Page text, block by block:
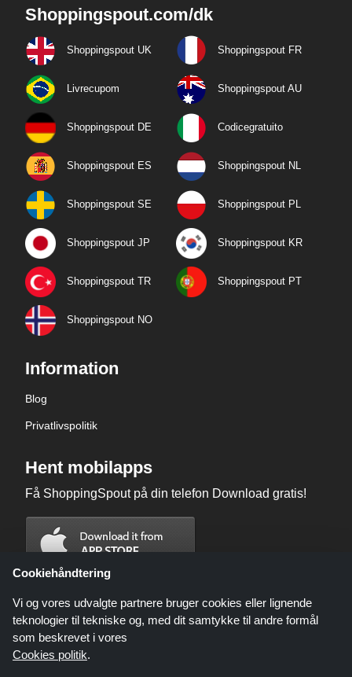
Shoppingspout.com/dk
Shoppingspout UK Shoppingspout FR
Livrecupom Shoppingspout AU
Shoppingspout DE Codicegratuito
Shoppingspout ES Shoppingspout NL
Shoppingspout SE Shoppingspout PL
Shoppingspout JP Shoppingspout KR
Shoppingspout TR Shoppingspout PT
Shoppingspout NO
Information
Blog
Privatlivspolitik
Hent mobilapps
Få ShoppingSpout på din telefon Download gratis!
Cookiehåndtering
Vi og vores udvalgte partnere bruger cookies eller lignende
teknologier til tekniske og, med dit samtykke til andre formål
som beskrevet i vores
Cookies politik.